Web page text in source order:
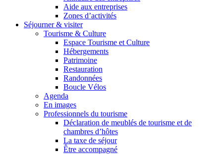
Aide aux entreprises
Zones d’activités
Séjourner & visiter
Tourisme & Culture
Espace Tourisme et Culture
Hébergements
Patrimoine
Restauration
Randonnées
Boucle Vélos
Agenda
En images
Professionnels du tourisme
Déclaration de meublés de tourisme et de
chambres d’hôtes
La taxe de séjour
Être accompagné